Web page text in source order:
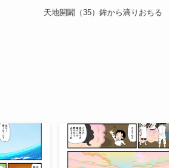
天地開闢（35）鉾から滴りおちる